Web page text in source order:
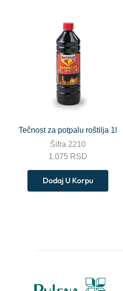
Tečnost za potpalu roštilja 1l
Šifra 2210
1.075 RSD
Dodaj U Korpu